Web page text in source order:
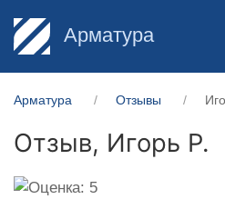
Арматура
Арматура Отзывы
Отзыв, Игорь Р.